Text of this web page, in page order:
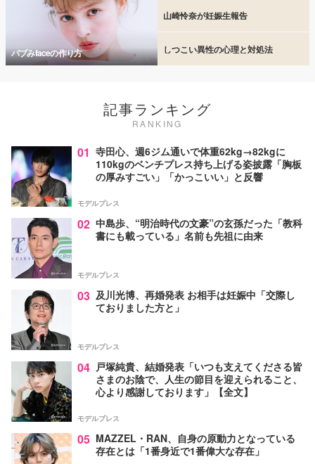
バブみfaceの作り方
山崎怜奈が妊娠生報告
しつこい異性の心理と対処法
記事ランキング
RANKING
01 寺田心、週6ジム通いで体重62kg→82kgに
110kgのベンチプレス持ち上げる姿披露「胸板
の厚みすごい」「かっこいい」と反響
モデルプレス
02 中島歩、“明治時代の文豪”の玄孫だった「教科
書にも載っている」名前も先祖に由来
モデルプレス
03 及川光博、再婚発表 お相手は妊娠中「交際し
ておりました方と」
モデルプレス
04 戸塚純貴、結婚発表「いつも支えてくださる皆
さまのお陰で、人生の節目を迎えられること、
心より感謝しております」【全文】
モデルプレス
05 MAZZEL・RAN、自身の原動力となっている
存在とは「1番身近で1番偉大な存在」